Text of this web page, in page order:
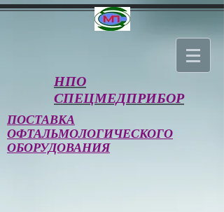
НПО
СПЕЦМЕДПРИБОР
ПОСТАВКА
ОФТАЛЬМОЛОГИЧЕСКОГО
ОБОРУДОВАНИЯ